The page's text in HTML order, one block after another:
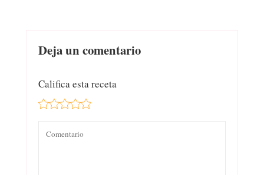
Deja un comentario
Califica esta receta